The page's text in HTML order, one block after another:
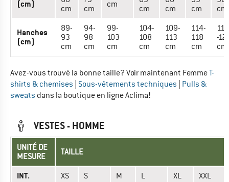
(cm)
cm
cm
cm
cm
cm
cm
cm
Hanches
(cm)
89-
93
cm
94-
98
cm
99-
103
cm
104-
108
cm
109-
113
cm
114-
118
cm
-
cm
Avez-vous trouvé la bonne taille? Voir maintenant FemmeT-
shirts & chemises Sous-vêtements techniques Pulls &
sweats dans la boutique en ligne Aclima!
VESTES - HOMME
UNITÉ DE
MESURE
TAILLE
INT. XS S M L XL XXL